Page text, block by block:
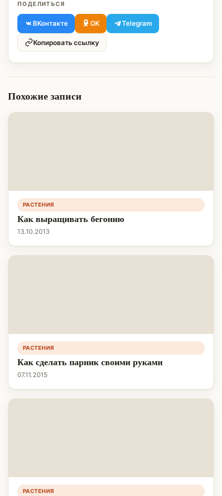
ПОДЕЛИТЬСЯ
ВКонтакте ОК Telegram
Копировать ссылку
Похожие записи
РАСТЕНИЯ
Как выращивать бегонию
13.10.2013
РАСТЕНИЯ
Как сделать парник своими руками
07.11.2015
РАСТЕНИЯ